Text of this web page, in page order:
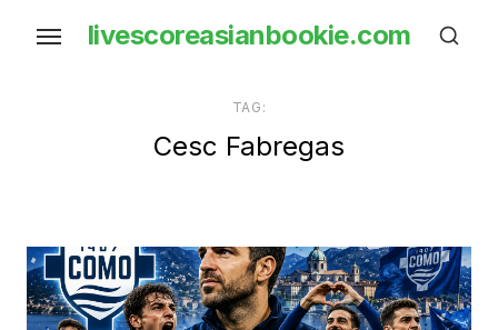
livescoreasianbookie.com
TAG:
Cesc Fabregas